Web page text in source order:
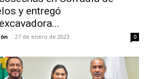
y entregó
- 27 de enero de 2023 0